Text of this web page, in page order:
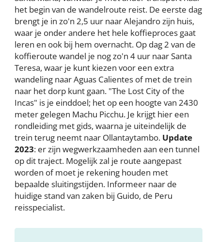
het begin van de wandelroute reist. De eerste dag
brengt je in zo'n 2,5 uur naar Alejandro zijn huis,
waar je onder andere het hele koffieproces gaat
leren en ook bij hem overnacht. Op dag 2 van de
koffieroute wandel je nog zo'n 4 uur naar Santa
Teresa, waar je kunt kiezen voor een extra
wandeling naar Aguas Calientes of met de trein
naar het dorp kunt gaan. "The Lost City of the
Incas" is je einddoel; het op een hoogte van 2430
meter gelegen Machu Picchu. Je krijgt hier een
rondleiding met gids, waarna je uiteindelijk de
trein terug neemt naar Ollantaytambo. Update
2023: er zijn wegwerkzaamheden aan een tunnel
op dit traject. Mogelijk zal je route aangepast
worden of moet je rekening houden met
bepaalde sluitingstijden. Informeer naar de
huidige stand van zaken bij Guido, de Peru
reisspecialist.